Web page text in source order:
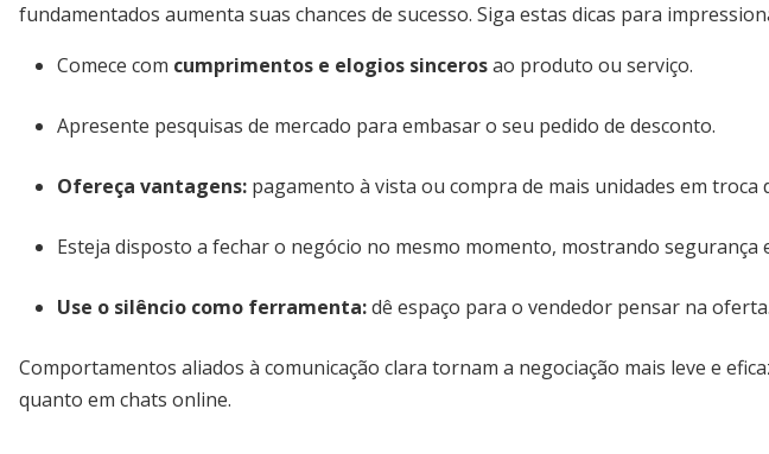
fundamentados aumenta suas chances de sucesso. Siga estas dicas para
Comece com cumprimentos e elogios sincerosao produto ou serviço.
Apresente pesquisas de mercado para embasar o seu pedido de desconto.
Ofereça vantagens: pagamento à vista ou compra de mais unidades em troca
Esteja disposto a fechar o negócio no mesmo momento, mostrando segurança
Use o silêncio como ferramenta:dê espaço para o vendedor pensar na oferta.
Comportamentos aliados à comunicação clara tornam a negociação mais leve e
quanto em chats online.